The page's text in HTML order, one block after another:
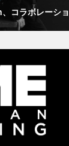
コラボレーショ